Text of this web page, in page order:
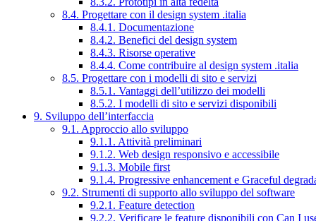
8.4. Progettare con il design system .italia
8.4.1. Documentazione
8.4.2. Benefici del design system
8.4.3. Risorse operative
8.4.4. Come contribuire al design system .italia
8.5. Progettare con i modelli di sito e servizi
8.5.1. Vantaggi dell’utilizzo dei modelli
8.5.2. I modelli di sito e servizi disponibili
9. Sviluppo dell’interfaccia
9.1. Approccio allo sviluppo
9.1.1. Attività preliminari
9.1.2. Web design responsivo e accessibile
9.1.3. Mobile first
9.1.4. Progressive enhancement e Graceful
9.2. Strumenti di supporto allo sviluppo del software
9.2.1. Feature detection
9.2.2. Verificare le feature disponibili con Can I